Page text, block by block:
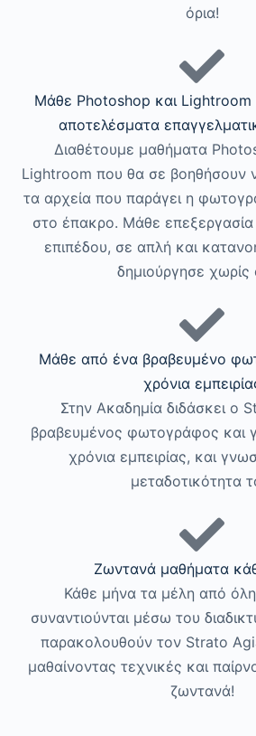
όρια!
Μάθε Photoshop και Lightroom
αποτελέσματα
Διαθέτουμε μαθήματα
Lightroom που θα σε βοηθήσουν
τα αρχεία που παράγει η
στο έπακρο. Μάθε επεξεργασία
επιπέδου, σε απλή και
δημιούργησε χωρίς
Μάθε από ένα βραβευμένο
χρόνια
Στην Ακαδημία διδάσκει ο
βραβευμένος φωτογράφος και
χρόνια εμπειρίας, και
μεταδοτικότητα
Ζωντανά μαθήματα
Κάθε μήνα τα μέλη από
συναντιούνται μέσω του
παρακολουθούν τον Strato
μαθαίνοντας τεχνικές και
ζωντανά!